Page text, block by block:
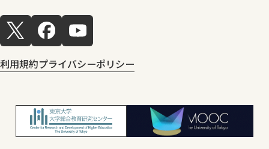
利用規約プライバシーポリシー